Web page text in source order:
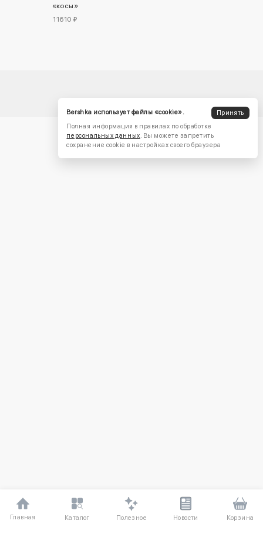
«косы»
11610 ₽
Главная Каталог Полезное Новости Корзина
Bershka использует файлы «cookie».
Принять
Полная информация в правилах по обработке
персональных данных. Вы можете запретить
сохранение cookie в настройках своего браузера